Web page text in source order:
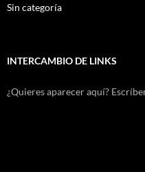
Sin categoría
INTERCAMBIO DE LINKS
¿Quieres aparecer aquí?